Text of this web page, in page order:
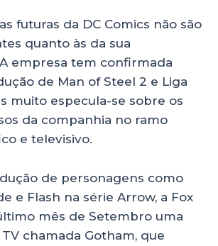
futuras da DC Comics não são
quanto às da sua
empresa tem confirmada
de Man of Steel 2 e Liga
muito especula-se sobre os
da companhia no ramo
e televisivo.
de personagens como
e Flash na série Arrow, a Fox
mês de Setembro uma
chamada Gotham, que